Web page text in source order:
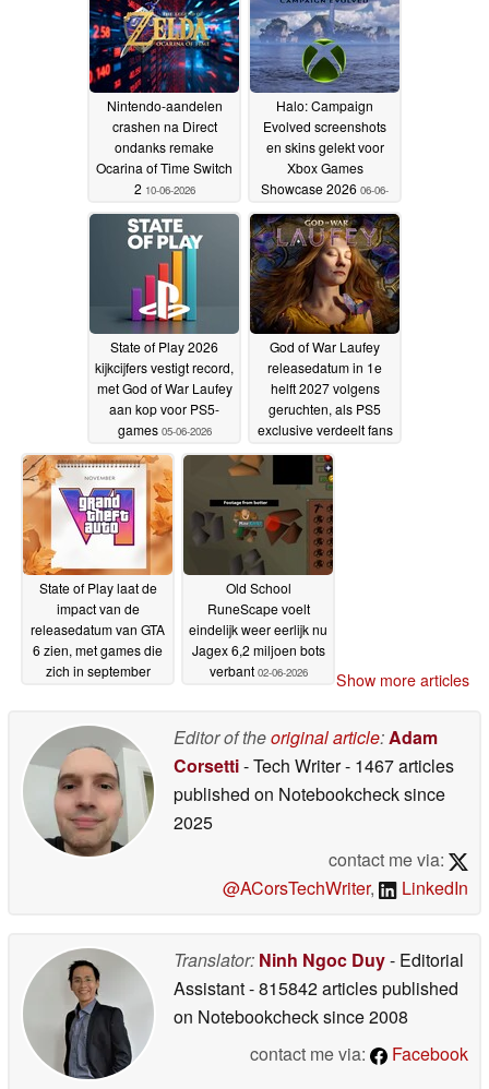
Nintendo-aandelen
crashen na Direct
ondanks remake
Ocarina of Time Switch
2 10-06-2026
Halo: Campaign
Evolved screenshots
en skins gelekt voor
Xbox Games
Showcase 2026 06-06-
2026
State of Play 2026
kijkcijfers vestigt record,
met God of War Laufey
aan kop voor PS5-
games 05-06-2026
God of War Laufey
releasedatum in 1e
helft 2027 volgens
geruchten, als PS5
exclusive verdeelt fans
05-06-2026
State of Play laat de
impact van de
releasedatum van GTA
6 zien, met games die
zich in september
Old School
RuneScape voelt
eindelijk weer eerlijk nu
Jagex 6,2 miljoen bots
verbant 02-06-2026 Show more articles
Editor of theoriginal article:Adam
Corsetti- Tech Writer- 1467 articles
published on Notebookchecksince
2025
contact me via:
@ACorsTechWriter, LinkedIn
Translator: Ninh Ngoc Duy- Editorial
Assistant- 815842 articles published
on Notebookchecksince 2008
contact me via:
Facebook